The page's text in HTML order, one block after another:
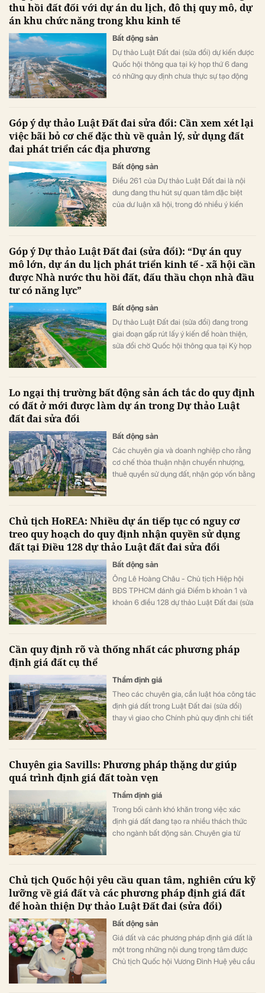
thu hồi đất đối với dự án du lịch, đô thị quy mô, dự
án khu chức năng trong khu kinh tế
Bất động sản
Dự thảo Luật Đất đai (sửa đổi) dự kiến được
Quốc hội thông qua tại kỳ họp thứ 6 đang
có những quy định chưa thực sự tạo động
Góp ý dự thảo Luật Đất đai sửa đổi: Cần xem xét lại
việc bãi bỏ cơ chế đặc thù về quản lý, sử dụng đất
đai phát triển các địa phương
Bất động sản
Điều 261 của Dự thảo Luật Đất đai là nội
dung đang thu hút sự quan tâm đặc biệt
của dư luận xã hội, trong đó nhiều ý kiến
Góp ý Dự thảo Luật Đất đai (sửa đổi): “Dự án quy
mô lớn, dự án du lịch phát triển kinh tế - xã hội cần
được Nhà nước thu hồi đất, đấu thầu chọn nhà đầu
tư có năng lực”
Bất động sản
Dự thảo Luật Đất đai (sửa đổi) đang trong
giai đoạn gấp rút lấy ý kiến để hoàn thiện,
sửa đổi chờ Quốc hội thông qua tại Kỳ họp
tầng du lịch, vấn đề đấu thầu lựa chọn nhà
đầu tư đối với các dự án quy mô cũng được
Lo ngại thị trường bất động sản ách tắc do quy định
có đất ở mới được làm dự án trong Dự thảo Luật
đất đai sửa đổi
Bất động sản
Các chuyên gia và doanh nghiệp cho rằng
cơ chế thỏa thuận nhận chuyển nhượng,
thuê quyền sử dụng đất, nhận góp vốn bằng
đai sửa đổi cần được điều chỉnh cho phù
hợp với thực tế.
Chủ tịch HoREA: Nhiều dự án tiếp tục có nguy cơ
treo quy hoạch do quy định nhận quyền sử dụng
đất tại Điều 128 dự thảo Luật đất đai sửa đổi
Bất động sản
Ông Lê Hoàng Châu - Chủ tịch Hiệp hội
BĐS TPHCM đánh giá Điểm b khoản 1 và
khoản 6 điều 128 dự thảo Luật Đất đai (sửa
Cần quy định rõ và thống nhất các phương pháp
định giá đất cụ thể
Thẩm định giá
Theo các chuyên gia, cần luật hóa công tác
định giá đất trong Luật Đất đai (sửa đổi)
thay vì giao cho Chính phủ quy định chi tiết
Chuyên gia Savills: Phương pháp thặng dư giúp
quá trình định giá đất toàn vẹn
Thẩm định giá
Trong bối cảnh khó khăn trong việc xác
định giá đất đang tạo ra nhiều thách thức
cho ngành bất động sản. Chuyên gia từ
tốt nhất và hiệu quả nhất trong thẩm định
giá, do đó không nên loại bỏ phương pháp
thặng dư.
Chủ tịch Quốc hội yêu cầu quan tâm, nghiên cứu kỹ
lưỡng về giá đất và các phương pháp định giá đất
để hoàn thiện Dự thảo Luật Đất đai (sửa đổi)
Bất động sản
Giá đất và các phương pháp định giá đất là
một trong những nội dung trọng tâm được
Chủ tịch Quốc hội Vương Đình Huệ yêu cầu